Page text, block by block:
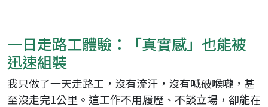
一日走路工體驗：「真實感」也能被
迅速組裝
我只做了一天走路工，沒有流汗，沒有喊破喉嚨，甚
至沒走完1公里。這工作不用履歷、不談立場，卻能在